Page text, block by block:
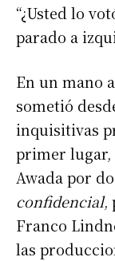
“¿Usted lo
parado a
En un mano
sometió
inquisitivas
primer lugar,
Awada por
confidencial,
Franco
las